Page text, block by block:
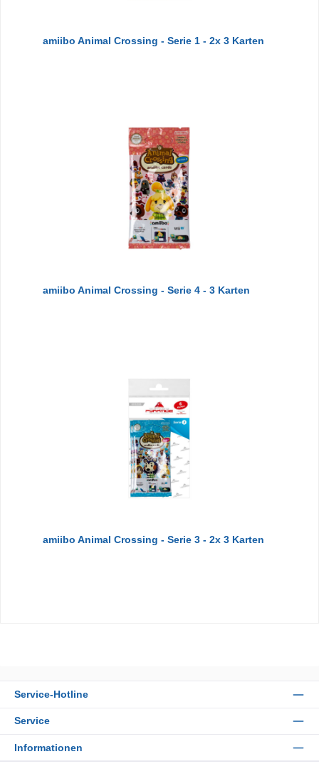
amiibo Animal Crossing - Serie 1 - 2x 3 Karten
amiibo Animal Crossing - Serie 4 - 3 Karten
amiibo Animal Crossing - Serie 3 - 2x 3 Karten
Service-Hotline
Service
Informationen